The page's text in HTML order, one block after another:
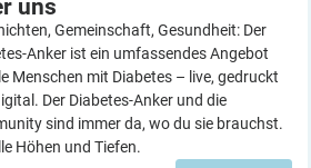
uns
Gemeinschaft, Gesundheit: Der
Anker ist ein umfassendes Angebot
Menschen mit Diabetes – live, gedruckt
Der Diabetes-Anker und die
sind immer da, wo du sie brauchst.
Höhen und Tiefen.